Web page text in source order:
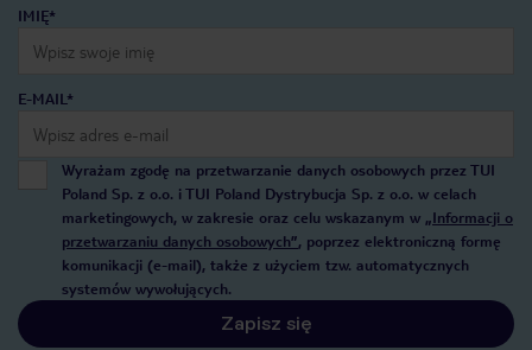
IMIĘ*
E-MAIL*
Wyrażam zgodę na przetwarzanie danych osobowych przez TUI
Poland Sp. z o.o. i TUI Poland Dystrybucja Sp. z o.o. w celach
marketingowych, w zakresie oraz celu wskazanym w „Informacji o
przetwarzaniu danych osobowych”, poprzez elektroniczną formę
komunikacji (e-mail), także z użyciem tzw. automatycznych
systemów wywołujących.
Zapisz się